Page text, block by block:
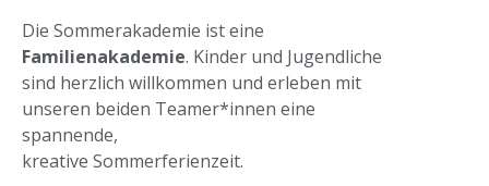
Die Sommerakademie ist eine
Familienakademie. Kinder und Jugendliche
sind herzlich willkommen und erleben mit
unseren beiden Teamer*innen eine
spannende,
kreative Sommerferienzeit.